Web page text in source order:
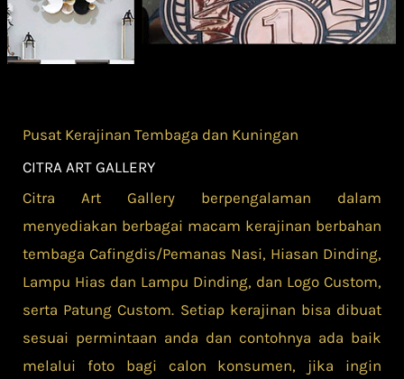
Pusat Kerajinan Tembaga dan Kuningan
CITRA ART GALLERY
Citra Art Gallery berpengalaman dalam
menyediakan berbagai macam kerajinan berbahan
tembaga Cafingdis/Pemanas Nasi, Hiasan Dinding,
Lampu Hias dan Lampu Dinding, dan Logo Custom,
serta Patung Custom. Setiap kerajinan bisa dibuat
sesuai permintaan anda dan contohnya ada baik
melalui foto bagi calon konsumen, jika ingin